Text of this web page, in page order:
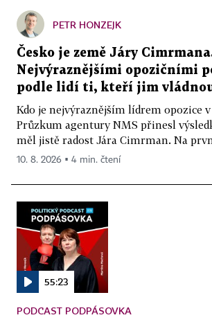
PETR HONZEJK
Česko je země Járy
Nejvýraznějšími opozičními
podle lidí ti, kteří jim
Kdo je nejvýraznějším lídrem opozice v
Průzkum agentury NMS přinesl
měl jistě radost Jára Cimrman. Na
10. 8. 2026 ▪ 4 min. čtení
55:23
PODCAST PODPÁSOVKA